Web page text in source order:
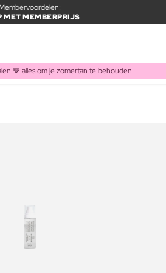
Membervoordelen:
MET MEMBERPRIJS
🤎 alles om je zomertan te behouden